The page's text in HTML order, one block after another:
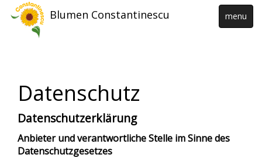
Blumen Constantinescu menu
Datenschutz
Datenschutzerklärung
Anbieter und verantwortliche Stelle im Sinne des
Datenschutzgesetzes